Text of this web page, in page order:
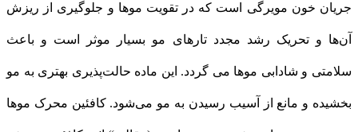
جریان خون مویرگی است که در تقویت موها و جلوگیری از ریزش
آن‌ها و تحریک رشد مجدد تارهای مو بسیار موثر است و باعث
سلامتی و شادابی موها می گردد. این ماده حالت‌پذیری بهتری به مو
بخشیده و مانع از آسیب رسیدن به مو می‌شود. کافئین محرک موها